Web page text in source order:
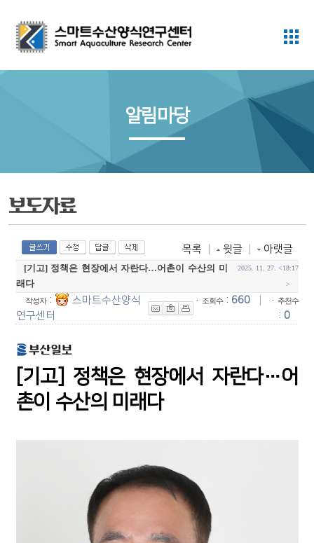
알림마당
보도자료
목록 윗글 아랫글
[기고] 정책은 현장에서 자란다…어촌이 수산의 미
래다
2025. 11. 27. <18:17
>
작성자:
스마트수산양식
연구센터
· 조회수: 660 · 추천수
: 0
[기고] 정책은 현장에서 자란다…어
촌이 수산의 미래다
하
N